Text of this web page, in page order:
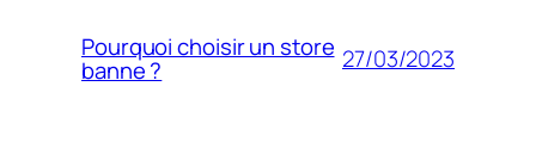
Pourquoi choisir un store
banne ? 27/03/2023